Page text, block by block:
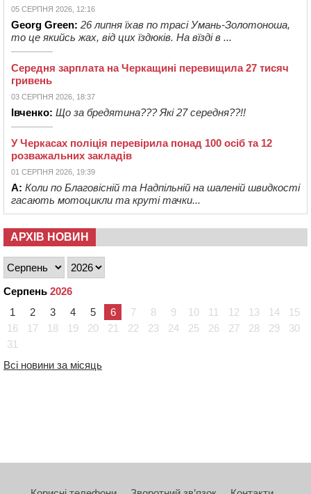
05 СЕРПНЯ 2026, 12:16
Georg Green: 26 липня їхав по трасі Умань-Золотоноша,
то це якийсь жах, від цих їздюків. На вїзді в ...
Середня зарплата на Черкащині перевищила 27 тисяч
гривень
03 СЕРПНЯ 2026, 18:37
Івченко: Що за бредятина??? Які 27 середня??!!
У Черкасах поліція перевірила понад 100 осіб та 12
розважальних закладів
01 СЕРПНЯ 2026, 19:39
А: Коли по Благовісній та Надпільній на шаленій швидкості
гасають мотоцикли та круті тачки...
АРХІВ НОВИН
Серпень 2026
1
2 3 4 5 6 7 8 9 10 11 12 13 14
15
16
17 18 19 20 21 22 23 24 25 26 27 28 29
30
31
Всі новини за місяць